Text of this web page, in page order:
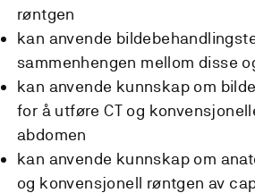
røntgen
kan anvende
sammenhengen mellom disse
kan anvende kunnskap om
for å utføre CT og
abdomen
kan anvende kunnskap om
og konvensjonell røntgen av